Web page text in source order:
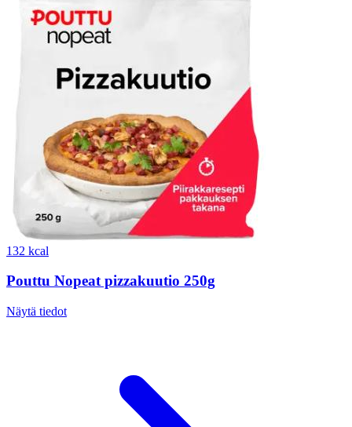
132 kcal
Pouttu Nopeat pizzakuutio 250g
Näytä tiedot